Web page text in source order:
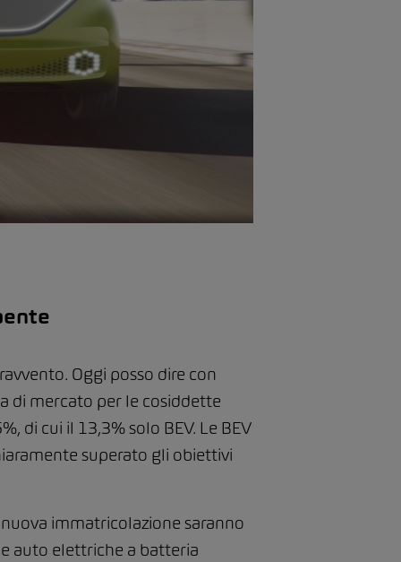
Oggi posso dire con
di mercato per le cosiddette
di cui il 13,3% solo BEV. Le BEV
superato gli obiettivi
immatricolazione saranno
auto elettriche a batteria